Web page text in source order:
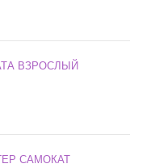
ВЗРОСЛЫЙ
САМОКАТ